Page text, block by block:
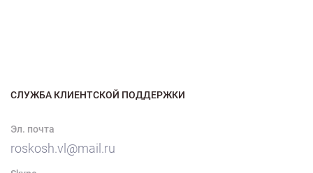
СЛУЖБА КЛИЕНТСКОЙ ПОДДЕРЖКИ
Эл. почта
roskosh.vl@mail.ru